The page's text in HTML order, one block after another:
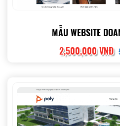
MẪU WEBSITE
2,500,000 VNĐ